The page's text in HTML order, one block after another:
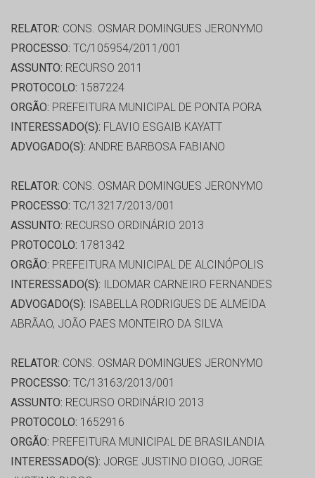
RELATOR: CONS. OSMAR DOMINGUES JERONYMO
PROCESSO: TC/105954/2011/001
ASSUNTO: RECURSO 2011
PROTOCOLO: 1587224
ORGÃO: PREFEITURA MUNICIPAL DE PONTA PORA
INTERESSADO(S): FLAVIO ESGAIB KAYATT
ADVOGADO(S): ANDRE BARBOSA FABIANO
RELATOR: CONS. OSMAR DOMINGUES JERONYMO
PROCESSO: TC/13217/2013/001
ASSUNTO: RECURSO ORDINÁRIO 2013
PROTOCOLO: 1781342
ORGÃO: PREFEITURA MUNICIPAL DE ALCINÓPOLIS
INTERESSADO(S): ILDOMAR CARNEIRO FERNANDES
ADVOGADO(S): ISABELLA RODRIGUES DE ALMEIDA
ABRÃAO, JOÃO PAES MONTEIRO DA SILVA
RELATOR: CONS. OSMAR DOMINGUES JERONYMO
PROCESSO: TC/13163/2013/001
ASSUNTO: RECURSO ORDINÁRIO 2013
PROTOCOLO: 1652916
ORGÃO: PREFEITURA MUNICIPAL DE BRASILANDIA
INTERESSADO(S): JORGE JUSTINO DIOGO, JORGE